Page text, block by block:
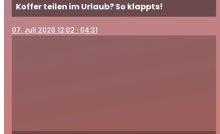
Koffer teilen im Urlaub? So klappts!
07. Juli 2026 12:02 · 04:31